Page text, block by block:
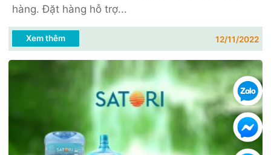
hàng. Đặt hàng hỗ trợ...
Xem thêm 12/11/2022